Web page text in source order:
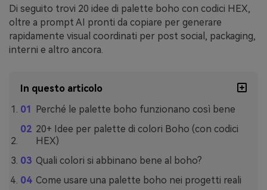
Di seguito trovi 20 idee di palette boho con codici HEX,
oltre a prompt AI pronti da copiare per generare
rapidamente visual coordinati per post social, packaging,
interni e altro ancora.
In questo articolo
Perché le palette boho funzionano così bene
20+ Idee per palette di colori Boho (con codici
HEX)
Quali colori si abbinano bene al boho?
Come usare una palette boho nei progetti reali